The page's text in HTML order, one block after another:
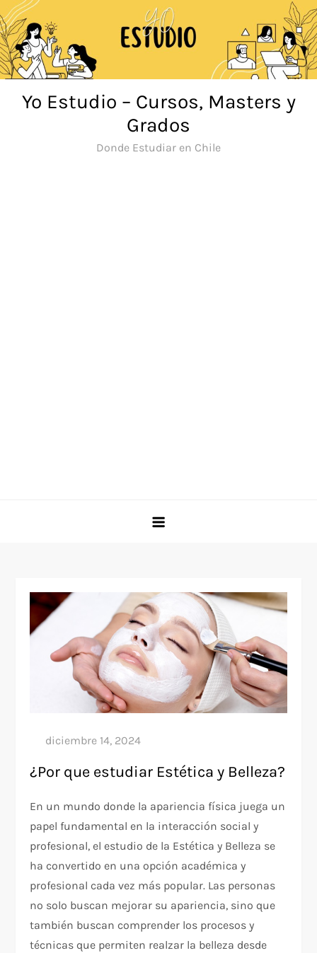
Saltar
al
contenido
Yo Estudio – Cursos, Masters y
Grados
Donde Estudiar en Chile
¿Por que estudiar Estética y Belleza?
En un mundo donde la apariencia física juega un
papel fundamental en la interacción social y
profesional, el estudio de la Estética y Belleza se
ha convertido en una opción académica y
profesional cada vez más popular. Las personas
no solo buscan mejorar su apariencia, sino que
también buscan comprender los procesos y
técnicas que permiten realzar la belleza desde